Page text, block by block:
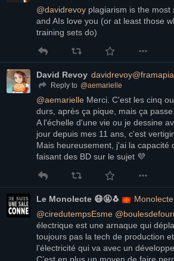
@davidrevoy plagiarism is the
and AIs love you (or at least those
training sets do)
David Revoy
Reply to @aemarielle
@aemarielle Merci. C'est les cinq
durs, après ça pique, mais ça passe.
A l'échelle d'une vie ou je dessine
jour depuis mes 11 ans, c'est
Mais heureusement, j'ai la capacité
faisant des BD sur le sujet 💜
Le Monolecte 😷🤬🐧
@ciredutempsEsme @
électrique est une arnaque qui
toujours pas la tech de production
l’électricité qui va avec un